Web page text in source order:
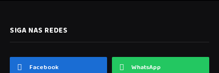
SIGA NAS REDES
Facebook WhatsApp